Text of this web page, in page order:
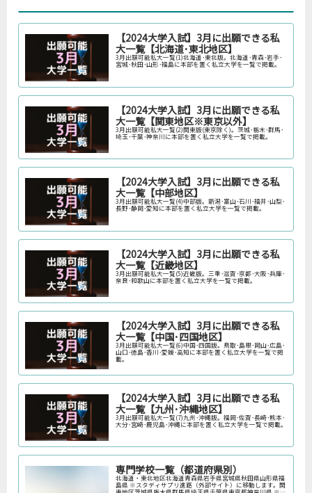
【2024大学入試】3月に出願できる私
大一覧【北海道･東北地区】
3月出願可能私大一覧(1)北海道･東北版。北海道･青森･岩手･
宮城･秋田･山形･福島に本部を置く私立大学を一覧で掲載。
【2024大学入試】3月に出願できる私
大一覧【関東地区※東京以外】
3月出願可能私大一覧(2)関東版(東京除く)。茨城･栃木･群馬･
埼玉･千葉･神奈川に本部を置く私立大学を一覧で掲載。
【2024大学入試】3月に出願できる私
大一覧【中部地区】
3月出願可能私大一覧(4)中部版。新潟･富山･石川･福井･山梨･
長野･静岡･愛知に本部を置く私立大学を一覧で掲載。
【2024大学入試】3月に出願できる私
大一覧【近畿地区】
3月出願可能私大一覧(5)近畿版。三重･滋賀･京都･大阪･兵庫･
奈良･和歌山に本部を置く私立大学を一覧で掲載。
【2024大学入試】3月に出願できる私
大一覧【中国･四国地区】
3月出願可能私大一覧(6)中国･四国版。鳥取･島根･岡山･広島･
山口･徳島･香川･愛媛･高知に本部を置く私立大学を一覧で掲
載。
【2024大学入試】3月に出願できる私
大一覧【九州･沖縄地区】
3月出願可能私大一覧(7)九州･沖縄版。福岡･佐賀･長崎･熊本･
大分･宮崎･鹿児島･沖縄に本部を置く私立大学を一覧で掲載。
専門学校一覧（都道府県別）
北海道・東北地区北海道青森県岩手県宮城県秋田県山形県福
島県 ※スタディサプリ進路（外部サイト）に移動します。関